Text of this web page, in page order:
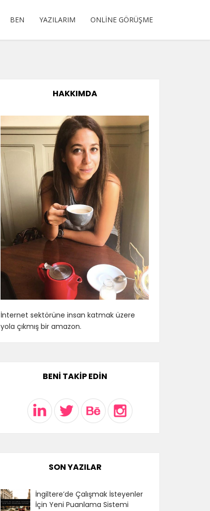
BEN YAZILARIM ONLINE GÖRÜŞME
HAKKIMDA
İnternet sektörüne insan katmak üzere
yola çıkmış bir amazon.
BENI TAKIP EDIN
SON YAZILAR
İngiltere’de Çalışmak İsteyenler
İçin Yeni Puanlama Sistemi